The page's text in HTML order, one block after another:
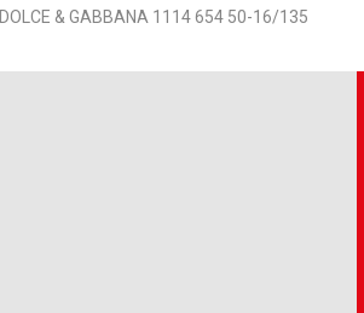
DOLCE & GABBANA 1114 654 50-16/135